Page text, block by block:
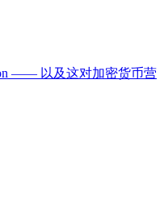
—— 以及这对加密货币营